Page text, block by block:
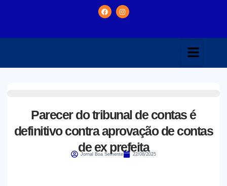
Parecer do tribunal de contas é
definitivo contra aprovação de contas
de ex prefeita
Jornal Boa Semente 22/08/2025